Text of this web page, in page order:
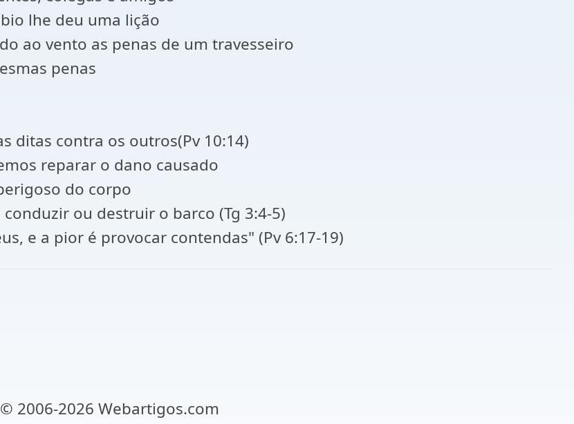
lhe deu uma lição
ao vento as penas de um travesseiro
penas
ditas contra os outros(Pv 10:14)
reparar o dano causado
do corpo
ou destruir o barco (Tg 3:4-5)
e a pior é provocar contendas" (Pv 6:17-19)
© 2006-2026 Webartigos.com